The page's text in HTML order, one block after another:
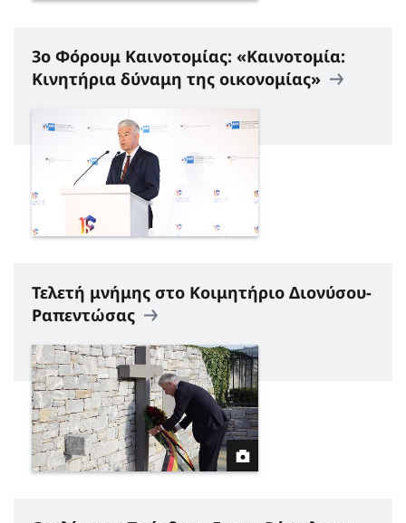
3ο Φόρουμ Καινοτομίας: «Καινοτομία:
Κινητήρια δύναμη της οικονομίας»
Τελετή μνήμης στο Κοιμητήριο Διονύσου-
Ραπεντώσας